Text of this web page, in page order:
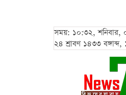
সময়: ১০:৩২, শনিবার,
২৪ শ্রাবণ ১৪৩৩